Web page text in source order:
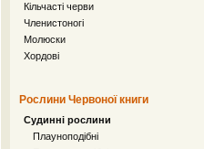
Кільчасті черви
Членистоногі
Молюски
Хордові
Рослини Червоної книги
Судинні рослини
Плауноподібні